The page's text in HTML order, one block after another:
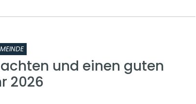
und einen guten
2026